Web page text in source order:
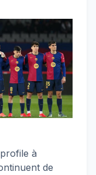
à
de